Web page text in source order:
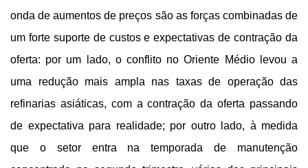
onda de aumentos de preços são as forças combinadas de
um forte suporte de custos e expectativas de contração da
oferta: por um lado, o conflito no Oriente Médio levou a
uma redução mais ampla nas taxas de operação das
refinarias asiáticas, com a contração da oferta passando
de expectativa para realidade; por outro lado, à medida
que o setor entra na temporada de manutenção